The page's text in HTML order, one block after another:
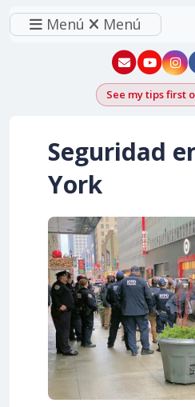
Menú Menú
New York
New
See my tips first
Seguridad
York